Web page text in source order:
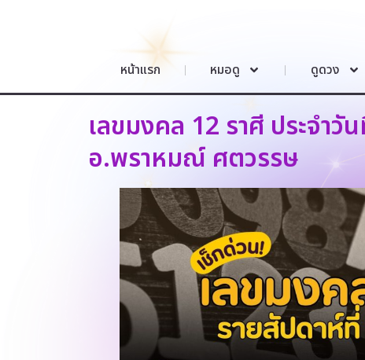
หน้าแรก หมอดู ดูดวง
เลขมงคล 12 ราศี ประจำ
อ.พราหมณ์ ศตวรรษ